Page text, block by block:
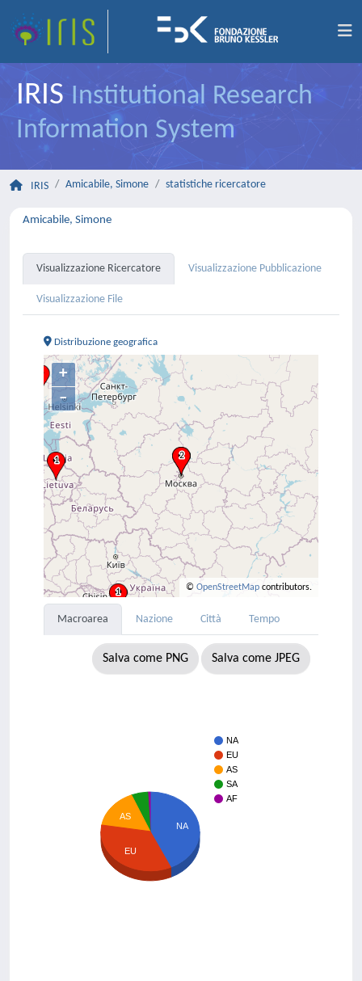
IRIS Institutional Research
Information System
IRIS Amicabile, Simone statistiche ricercatore
Amicabile, Simone
Visualizzazione Ricercatore Visualizzazione Pubblicazione
Visualizzazione File
Distribuzione geografica
+
–
© OpenStreetMap contributors.
Macroarea Nazione Città Tempo
Salva come PNG Salva come JPEG
NA
EU
AS
SA
AF
NA
AS
EU